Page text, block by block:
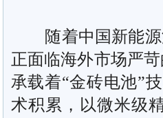
随着中国新能源
正面临海外市场严
承载着“金砖电池”
术积累，以微米级